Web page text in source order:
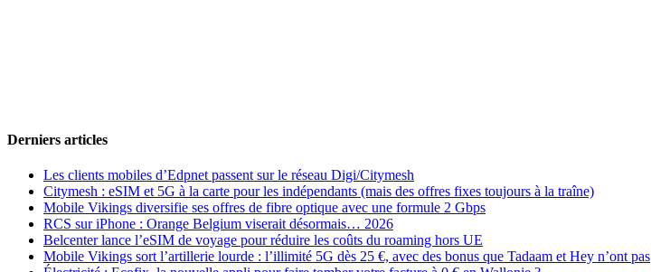
Derniers articles
Les clients mobiles d’Edpnet passent sur le réseau Digi/Citymesh
Citymesh : eSIM et 5G à la carte pour les indépendants (mais des offres fixes toujours à la traîne)
Mobile Vikings diversifie ses offres de fibre optique avec une formule 2 Gbps
RCS sur iPhone : Orange Belgium viserait désormais… 2026
Belcenter lance l’eSIM de voyage pour réduire les coûts du roaming hors UE
Mobile Vikings sort l’artillerie lourde : l’illimité 5G dès 25 €, avec des bonus que Tadaam et Hey n’ont pas